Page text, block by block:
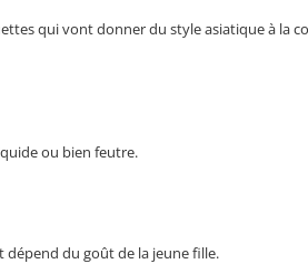
qui vont donner du style asiatique à la
ou bien feutre.
du goût de la jeune fille.